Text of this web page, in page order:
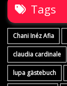
Tags
Chani Inéz Afia
claudia cardinale
lupa gästebuch